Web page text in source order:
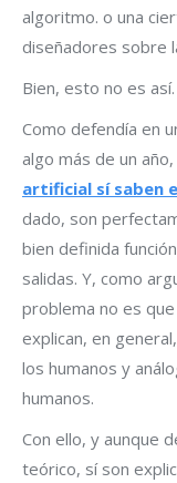
algoritmo. o una
diseñadores sobre
Bien, esto no es así.
Como defendía en
algo más de un año,
artificial sí saben
dado, son
bien definida
salidas. Y, como
problema no es
explican, en
los humanos y
humanos.
Con ello, y aunque
teórico, sí son